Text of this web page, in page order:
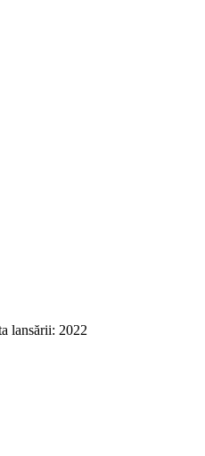
lansării: 2022